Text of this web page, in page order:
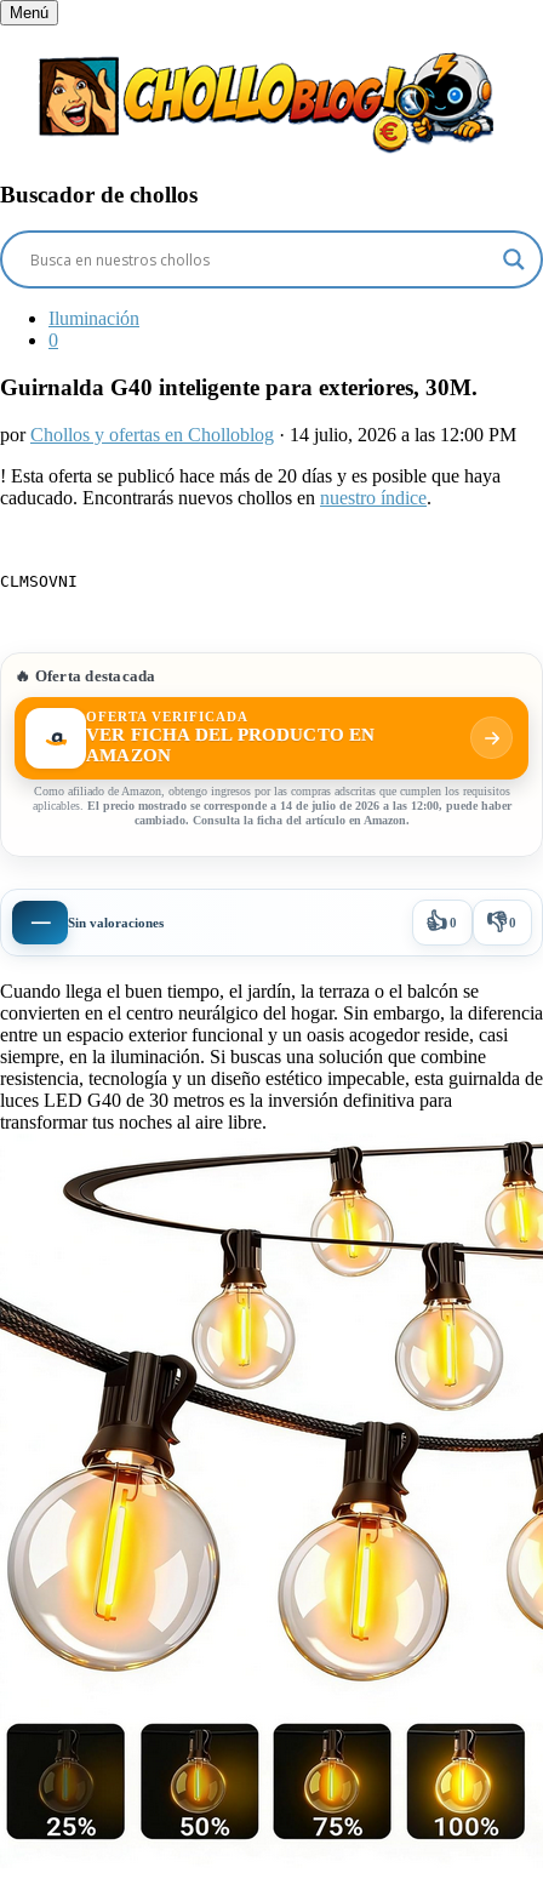
Menú
Buscador de chollos
Iluminación
0
Guirnalda G40 inteligente para exteriores, 30M.
porChollos y ofertas en Cholloblog · 14 julio, 2026 a las 12:00 PM
! Esta oferta se publicó hace más de 20 días y es posible que haya
caducado. Encontrarás nuevos chollos en nuestro índice.
CLMSOVNI
🔥 Oferta destacada
OFERTA VERIFICADA
VER FICHA DEL PRODUCTO EN
AMAZON
Como afiliado de Amazon, obtengo ingresos por las compras adscritas que cumplen los requisitos
aplicables. El precio mostrado se corresponde a 14 de julio de 2026 a las 12:00, puede haber
cambiado. Consulta la ficha del artículo en Amazon.
— Sin valoraciones 👍0 👎0
Cuando llega el buen tiempo, el jardín, la terraza o el balcón se
convierten en el centro neurálgico del hogar. Sin embargo, la diferencia
entre un espacio exterior funcional y un oasis acogedor reside, casi
siempre, en la iluminación. Si buscas una solución que combine
resistencia, tecnología y un diseño estético impecable, esta guirnalda de
luces LED G40 de 30 metros es la inversión definitiva para
transformar tus noches al aire libre.